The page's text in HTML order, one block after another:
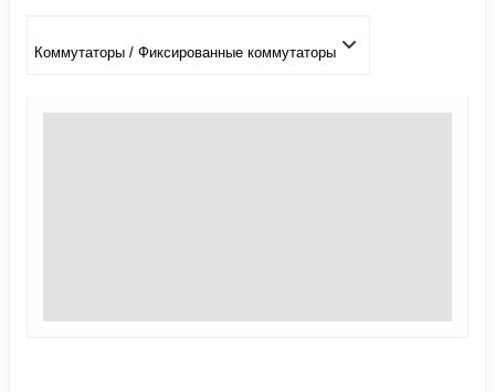
Коммутаторы / Фиксированные коммутаторы